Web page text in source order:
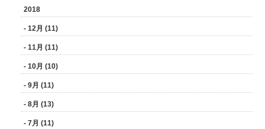
2018
- 12月 (11)
- 11月 (11)
- 10月 (10)
- 9月 (11)
- 8月 (13)
- 7月 (11)